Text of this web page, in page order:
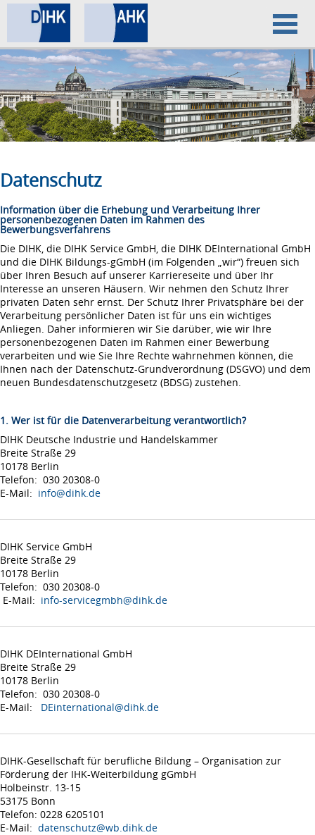
Home
Datenschutz
Impressum
Datenschutz
Information über die Erhebung und Verarbeitung Ihrer
personenbezogenen Daten im Rahmen des
Bewerbungsverfahrens
Die DIHK, die DIHK Service GmbH, die DIHK DEInternational GmbH
und die DIHK Bildungs-gGmbH (im Folgenden „wir“) freuen sich
über Ihren Besuch auf unserer Karriereseite und über Ihr
Interesse an unseren Häusern. Wir nehmen den Schutz Ihrer
privaten Daten sehr ernst. Der Schutz Ihrer Privatsphäre bei der
Verarbeitung persönlicher Daten ist für uns ein wichtiges
Anliegen. Daher informieren wir Sie darüber, wie wir Ihre
personenbezogenen Daten im Rahmen einer Bewerbung
verarbeiten und wie Sie Ihre Rechte wahrnehmen können, die
Ihnen nach der Datenschutz-Grundverordnung (DSGVO) und dem
neuen Bundesdatenschutzgesetz (BDSG) zustehen.
1. Wer ist für die Datenverarbeitung verantwortlich?
DIHK Deutsche Industrie und Handelskammer
Breite Straße 29
10178 Berlin
Telefon: 030 20308-0
E-Mail: info@dihk.de
DIHK Service GmbH
Breite Straße 29
10178 Berlin
Telefon: 030 20308-0
E-Mail: info-servicegmbh@dihk.de
DIHK DEInternational GmbH
Breite Straße 29
10178 Berlin
Telefon: 030 20308-0
E-Mail: DEinternational@dihk.de
DIHK-Gesellschaft für berufliche Bildung – Organisation zur
Förderung der IHK-Weiterbildung gGmbH
Holbeinstr. 13-15
53175 Bonn
Telefon: 0228 6205101
E-Mail: datenschutz@wb.dihk.de